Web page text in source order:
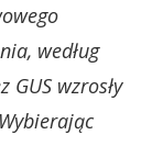
według
wzrosły